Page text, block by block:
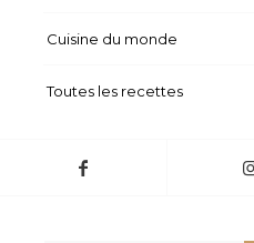
Cuisine du monde
Toutes les recettes